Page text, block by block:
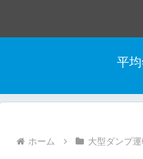
平
ホーム 大型ダンプ